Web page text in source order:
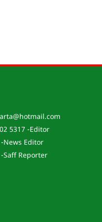
5317 -Editor
News Editor
Saff Reporter